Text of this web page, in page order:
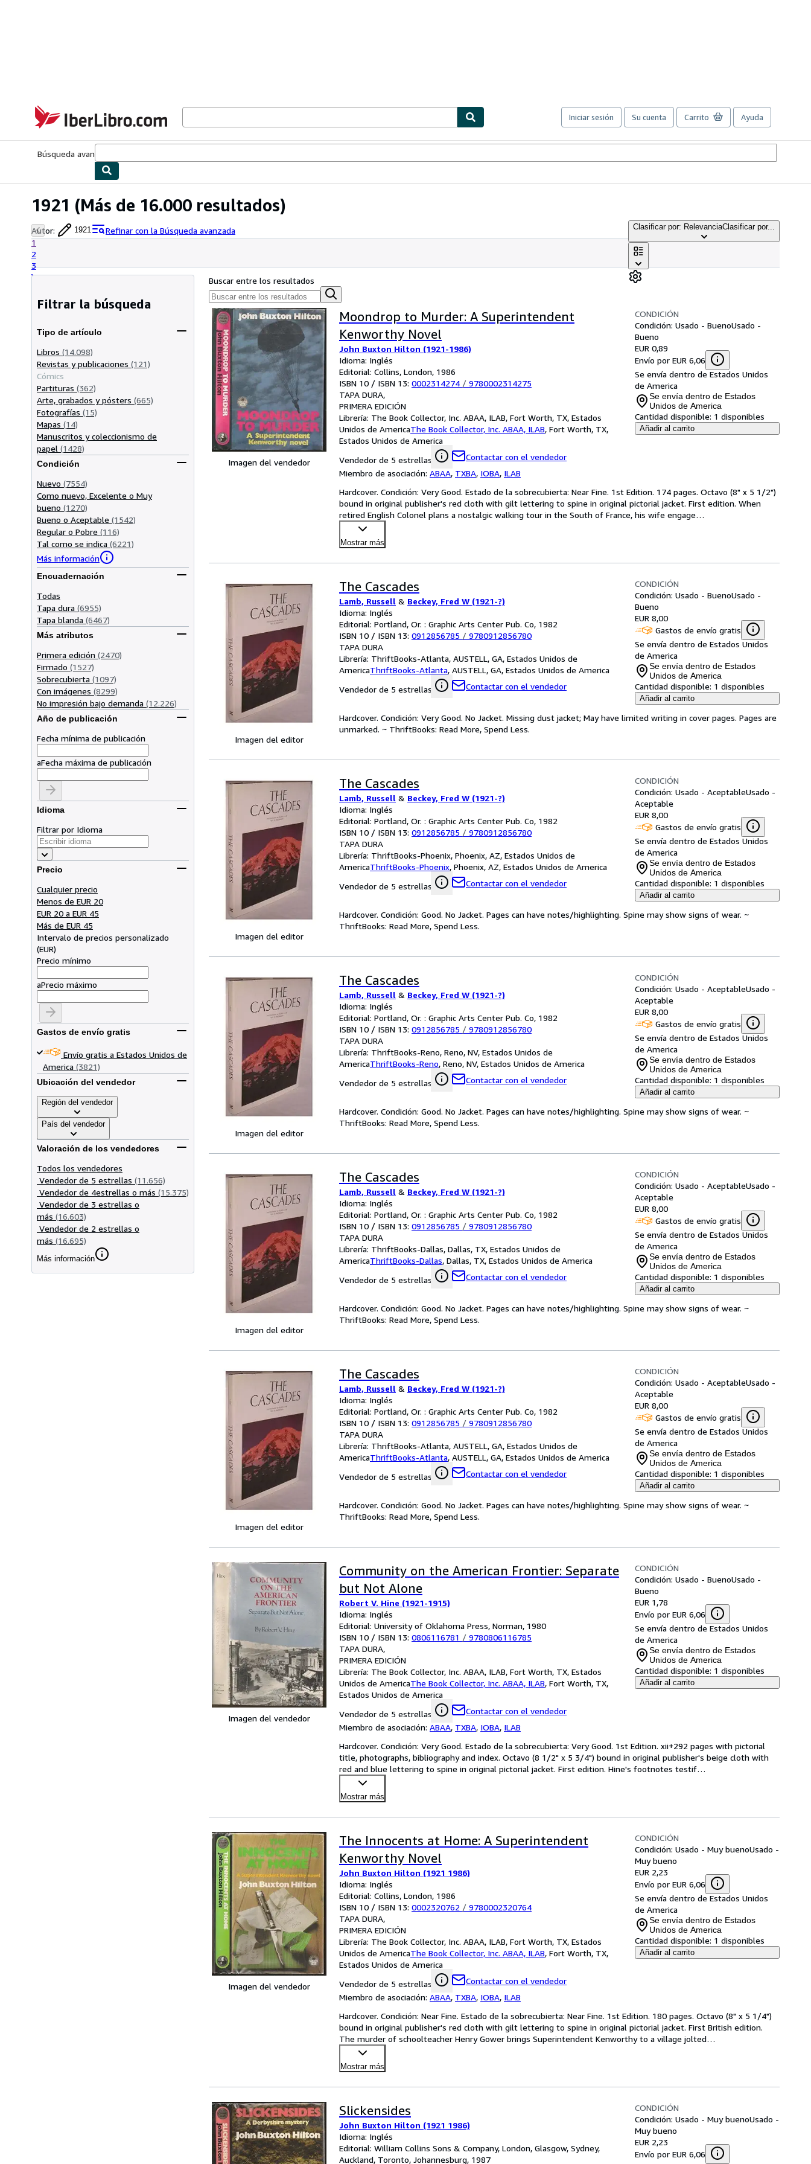
IberLibro.com
Iniciar sesión Su cuenta Carrito Ayuda
Búsqueda avanzada
1921 (Más de 16.000 resultados)
Autor: 1921
Refinar con la Búsqueda avanzada
1
2
3
Clasificar por: RelevanciaClasificar por...
Filtrar la búsqueda
Tipo de artículo
Libros (14.098)
Revistas y publicaciones (121)
Cómics
Partituras (362)
Arte, grabados y pósters (665)
Fotografías (15)
Mapas (14)
Manuscritos y coleccionismo de
papel (1428)
Condición
Nuevo (7554)
Como nuevo, Excelente o Muy
bueno (1270)
Bueno o Aceptable (1542)
Regular o Pobre (116)
Tal como se indica (6221)
Más información
Encuadernación
Todas
Tapa dura (6955)
Tapa blanda (6467)
Más atributos
Primera edición (2470)
Firmado (1527)
Sobrecubierta (1097)
Con imágenes (8299)
No impresión bajo demanda (12.226)
Año de publicación
Fecha mínima de publicación
aFecha máxima de publicación
Idioma
Filtrar por Idioma
Precio
Cualquier precio
Menos de EUR 20
EUR 20 a EUR 45
Más de EUR 45
Intervalo de precios personalizado
(EUR)
Precio mínimo
aPrecio máximo
Gastos de envío gratis
Envío gratis a Estados Unidos de
America (3821)
Ubicación del vendedor
Región del vendedor
País del vendedor
Valoración de los vendedores
Todos los vendedores
Vendedor de 5 estrellas (11.656)
Vendedor de 4estrellas o más (15.375)
Vendedor de 3 estrellas o
más (16.603)
Vendedor de 2 estrellas o
más (16.695)
Más información
Buscar entre los resultados
Imagen del vendedor
Moondrop to Murder: A Superintendent
Kenworthy Novel
John Buxton Hilton (1921-1986)
Idioma: Inglés
Editorial: Collins, London, 1986
ISBN 10 / ISBN 13: 0002314274 / 9780002314275
TAPA DURA
PRIMERA EDICIÓN
Librería: The Book Collector, Inc. ABAA, ILAB, Fort Worth, TX, Estados
Unidos de AmericaThe Book Collector, Inc. ABAA, ILAB, Fort Worth, TX,
Estados Unidos de America
Vendedor de 5 estrellas
Contactar con el vendedor
Miembro de asociación: ABAA, TXBA, IOBA, ILAB
CONDICIÓN
Condición: Usado - BuenoUsado -
Bueno
EUR 0,89
Envío por EUR 6,06
Se envía dentro de Estados Unidos
de America
Se envía dentro de Estados
Unidos de America
Cantidad disponible: 1 disponibles
Añadir al carrito
Hardcover. Condición: Very Good. Estado de la sobrecubierta: Near Fine. 1st Edition. 174 pages. Octavo (8" x 5 1/2")
bound in original publisher's red cloth with gilt lettering to spine in original pictorial jacket. First edition. When
retired English Colonel plans a nostalgic walking tour in the South of France, his wife engage…
Mostrar más
Imagen del editor
The Cascades
Lamb, Russell & Beckey, Fred W (1921-?)
Idioma: Inglés
Editorial: Portland, Or. : Graphic Arts Center Pub. Co, 1982
ISBN 10 / ISBN 13: 0912856785 / 9780912856780
TAPA DURA
Librería: ThriftBooks-Atlanta, AUSTELL, GA, Estados Unidos de
AmericaThriftBooks-Atlanta, AUSTELL, GA, Estados Unidos de America
Vendedor de 5 estrellas
Contactar con el vendedor
CONDICIÓN
Condición: Usado - BuenoUsado -
Bueno
EUR 8,00
Gastos de envío gratis
Se envía dentro de Estados Unidos
de America
Se envía dentro de Estados
Unidos de America
Cantidad disponible: 1 disponibles
Añadir al carrito
Hardcover. Condición: Very Good. No Jacket. Missing dust jacket; May have limited writing in cover pages. Pages are
unmarked. ~ ThriftBooks: Read More, Spend Less.
Imagen del editor
The Cascades
Lamb, Russell & Beckey, Fred W (1921-?)
Idioma: Inglés
Editorial: Portland, Or. : Graphic Arts Center Pub. Co, 1982
ISBN 10 / ISBN 13: 0912856785 / 9780912856780
TAPA DURA
Librería: ThriftBooks-Phoenix, Phoenix, AZ, Estados Unidos de
AmericaThriftBooks-Phoenix, Phoenix, AZ, Estados Unidos de America
Vendedor de 5 estrellas
Contactar con el vendedor
CONDICIÓN
Condición: Usado - AceptableUsado -
Aceptable
EUR 8,00
Gastos de envío gratis
Se envía dentro de Estados Unidos
de America
Se envía dentro de Estados
Unidos de America
Cantidad disponible: 1 disponibles
Añadir al carrito
Hardcover. Condición: Good. No Jacket. Pages can have notes/highlighting. Spine may show signs of wear. ~
ThriftBooks: Read More, Spend Less.
Imagen del editor
The Cascades
Lamb, Russell & Beckey, Fred W (1921-?)
Idioma: Inglés
Editorial: Portland, Or. : Graphic Arts Center Pub. Co, 1982
ISBN 10 / ISBN 13: 0912856785 / 9780912856780
TAPA DURA
Librería: ThriftBooks-Reno, Reno, NV, Estados Unidos de
AmericaThriftBooks-Reno, Reno, NV, Estados Unidos de America
Vendedor de 5 estrellas
Contactar con el vendedor
CONDICIÓN
Condición: Usado - AceptableUsado -
Aceptable
EUR 8,00
Gastos de envío gratis
Se envía dentro de Estados Unidos
de America
Se envía dentro de Estados
Unidos de America
Cantidad disponible: 1 disponibles
Añadir al carrito
Hardcover. Condición: Good. No Jacket. Pages can have notes/highlighting. Spine may show signs of wear. ~
ThriftBooks: Read More, Spend Less.
Imagen del editor
The Cascades
Lamb, Russell & Beckey, Fred W (1921-?)
Idioma: Inglés
Editorial: Portland, Or. : Graphic Arts Center Pub. Co, 1982
ISBN 10 / ISBN 13: 0912856785 / 9780912856780
TAPA DURA
Librería: ThriftBooks-Dallas, Dallas, TX, Estados Unidos de
AmericaThriftBooks-Dallas, Dallas, TX, Estados Unidos de America
Vendedor de 5 estrellas
Contactar con el vendedor
CONDICIÓN
Condición: Usado - AceptableUsado -
Aceptable
EUR 8,00
Gastos de envío gratis
Se envía dentro de Estados Unidos
de America
Se envía dentro de Estados
Unidos de America
Cantidad disponible: 1 disponibles
Añadir al carrito
Hardcover. Condición: Good. No Jacket. Pages can have notes/highlighting. Spine may show signs of wear. ~
ThriftBooks: Read More, Spend Less.
Imagen del editor
The Cascades
Lamb, Russell & Beckey, Fred W (1921-?)
Idioma: Inglés
Editorial: Portland, Or. : Graphic Arts Center Pub. Co, 1982
ISBN 10 / ISBN 13: 0912856785 / 9780912856780
TAPA DURA
Librería: ThriftBooks-Atlanta, AUSTELL, GA, Estados Unidos de
AmericaThriftBooks-Atlanta, AUSTELL, GA, Estados Unidos de America
Vendedor de 5 estrellas
Contactar con el vendedor
CONDICIÓN
Condición: Usado - AceptableUsado -
Aceptable
EUR 8,00
Gastos de envío gratis
Se envía dentro de Estados Unidos
de America
Se envía dentro de Estados
Unidos de America
Cantidad disponible: 1 disponibles
Añadir al carrito
Hardcover. Condición: Good. No Jacket. Pages can have notes/highlighting. Spine may show signs of wear. ~
ThriftBooks: Read More, Spend Less.
Imagen del vendedor
Community on the American Frontier: Separate
but Not Alone
Robert V. Hine (1921-1915)
Idioma: Inglés
Editorial: University of Oklahoma Press, Norman, 1980
ISBN 10 / ISBN 13: 0806116781 / 9780806116785
TAPA DURA
PRIMERA EDICIÓN
Librería: The Book Collector, Inc. ABAA, ILAB, Fort Worth, TX, Estados
Unidos de AmericaThe Book Collector, Inc. ABAA, ILAB, Fort Worth, TX,
Estados Unidos de America
Vendedor de 5 estrellas
Contactar con el vendedor
Miembro de asociación: ABAA, TXBA, IOBA, ILAB
CONDICIÓN
Condición: Usado - BuenoUsado -
Bueno
EUR 1,78
Envío por EUR 6,06
Se envía dentro de Estados Unidos
de America
Se envía dentro de Estados
Unidos de America
Cantidad disponible: 1 disponibles
Añadir al carrito
Hardcover. Condición: Very Good. Estado de la sobrecubierta: Very Good. 1st Edition. xii+292 pages with pictorial
title, photographs, bibliography and index. Octavo (8 1/2" x 5 3/4") bound in original publisher's beige cloth with
red and blue lettering to spine in original pictorial jacket. First edition. Hine's footnotes testif…
Mostrar más
Imagen del vendedor
The Innocents at Home: A Superintendent
Kenworthy Novel
John Buxton Hilton (1921 1986)
Idioma: Inglés
Editorial: Collins, London, 1986
ISBN 10 / ISBN 13: 0002320762 / 9780002320764
TAPA DURA
PRIMERA EDICIÓN
Librería: The Book Collector, Inc. ABAA, ILAB, Fort Worth, TX, Estados
Unidos de AmericaThe Book Collector, Inc. ABAA, ILAB, Fort Worth, TX,
Estados Unidos de America
Vendedor de 5 estrellas
Contactar con el vendedor
Miembro de asociación: ABAA, TXBA, IOBA, ILAB
CONDICIÓN
Condición: Usado - Muy buenoUsado -
Muy bueno
EUR 2,23
Envío por EUR 6,06
Se envía dentro de Estados Unidos
de America
Se envía dentro de Estados
Unidos de America
Cantidad disponible: 1 disponibles
Añadir al carrito
Hardcover. Condición: Near Fine. Estado de la sobrecubierta: Near Fine. 1st Edition. 180 pages. Octavo (8" x 5 1/4")
bound in original publisher's red cloth with gilt lettering to spine in original pictorial jacket. First British edition.
The murder of schoolteacher Henry Gower brings Superintendent Kenworthy to a village jolted…
Mostrar más
Slickensides
John Buxton Hilton (1921 1986)
Idioma: Inglés
Editorial: William Collins Sons & Company, London, Glasgow, Sydney,
Auckland, Toronto, Johannesburg, 1987
CONDICIÓN
Condición: Usado - Muy buenoUsado -
Muy bueno
EUR 2,23
Envío por EUR 6,06